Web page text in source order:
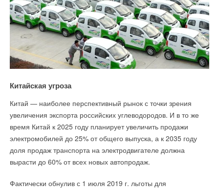
Китайская угроза
Китай — наиболее перспективный рынок с точки зрения
увеличения экспорта российских углеводородов. И в то же
время Китай к 2025 году планирует увеличить продажи
электромобилей до 25% от общего выпуска, а к 2035 году
доля продаж транспорта на электродвигателе должна
вырасти до 60% от всех новых автопродаж.
Фактически обнулив с 1 июля 2019 г. льготы для